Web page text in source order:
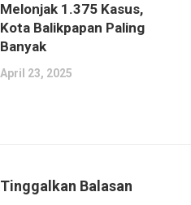
Melonjak 1.375 Kasus,
Kota Balikpapan Paling
Banyak
April 23, 2025
Tinggalkan Balasan